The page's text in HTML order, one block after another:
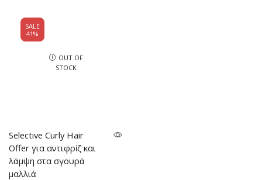
SALE
41%
OUT OF
STOCK
Selectıve Curly Hair
Offer για αντιφρίζ και
λάμψη στα σγουρά
μαλλιά